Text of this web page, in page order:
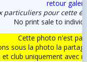
retour
particuliers pour cette
No print sale to
Cette photo n'est
sous la photo la
et club uniquement avec